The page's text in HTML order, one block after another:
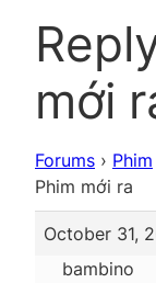
mới
Forums › Phim
Phim mới ra
October 31,
bambino